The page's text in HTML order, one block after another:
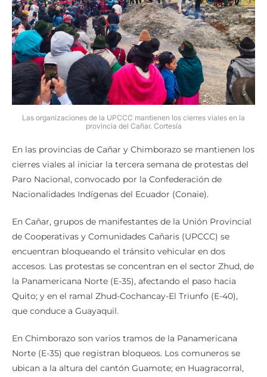
Las organizaciones de la UPCCC mantienen los cierres viales en la
provincia del Cañar. Cortesía
En las provincias de Cañar y Chimborazo se mantienen los
cierres viales al iniciar la tercera semana de protestas del
Paro Nacional, convocado por la Confederación de
Nacionalidades Indígenas del Ecuador (Conaie).
En Cañar, grupos de manifestantes de la Unión Provincial
de Cooperativas y Comunidades Cañaris (UPCCC) se
encuentran bloqueando el tránsito vehicular en dos
accesos. Las protestas se concentran en el sector Zhud, de
la Panamericana Norte (E-35), afectando el paso hacia
Quito; y en el ramal Zhud-Cochancay-El Triunfo (E-40),
que conduce a Guayaquil.
En Chimborazo son varios tramos de la Panamericana
Norte (E-35) que registran bloqueos. Los comuneros se
ubican a la altura del cantón Guamote; en Huagracorral,